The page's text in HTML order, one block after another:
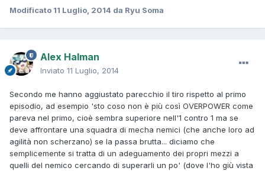
Modificato 11 Luglio, 2014 da Ryu Soma
Alex Halman
Inviato 11 Luglio, 2014
Secondo me hanno aggiustato parecchio il tiro rispetto al primo
episodio, ad esempio 'sto coso non è più così OVERPOWER come
pareva nel primo, cioè sembra superiore nell'1 contro 1 ma se
deve affrontare una squadra di mecha nemici (che anche loro ad
agilità non scherzano) se la passa brutta... diciamo che
semplicemente si tratta di un adeguamento dei propri mezzi a
quelli del nemico cercando di superarli un po' (dove l'ho giù vista